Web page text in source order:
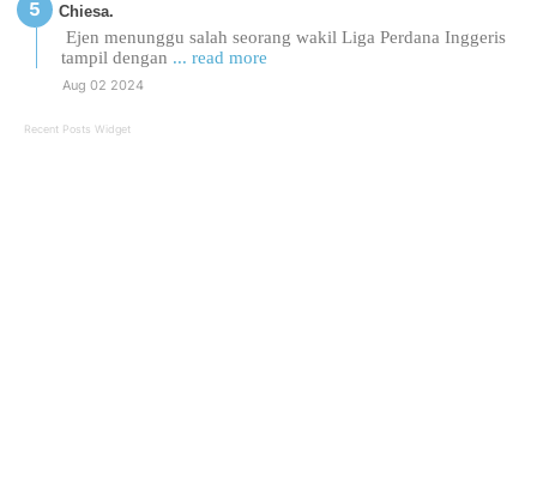
Chiesa.
Ejen menunggu salah seorang wakil Liga Perdana Inggeris
tampil dengan ... read more
Aug 02 2024
Recent Posts Widget